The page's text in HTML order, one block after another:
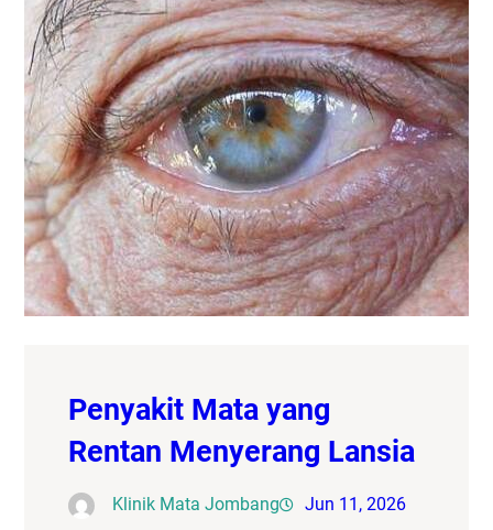
Penyakit Mata yang
Rentan Menyerang Lansia
Klinik Mata Jombang Jun 11, 2026